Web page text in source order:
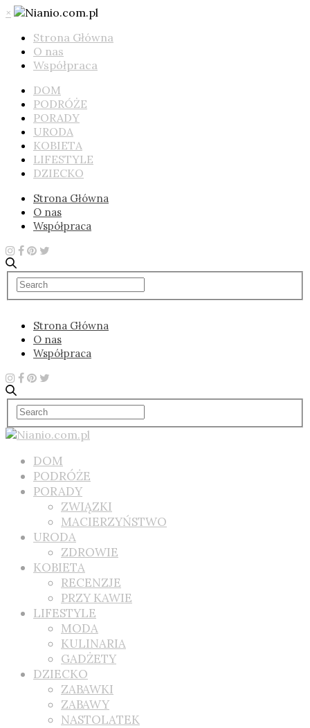
×
Strona Główna
O nas
Współpraca
DOM
PODRÓŻE
PORADY
URODA
KOBIETA
LIFESTYLE
DZIECKO
Strona Główna
O nas
Współpraca
Strona Główna
O nas
Współpraca
DOM
PODRÓŻE
PORADY
ZWIĄZKI
MACIERZYŃSTWO
URODA
ZDROWIE
KOBIETA
RECENZJE
PRZY KAWIE
LIFESTYLE
MODA
KULINARIA
GADŻETY
DZIECKO
ZABAWKI
ZABAWY
NASTOLATEK